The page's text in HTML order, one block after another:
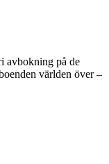
avbokning på de
världen över –